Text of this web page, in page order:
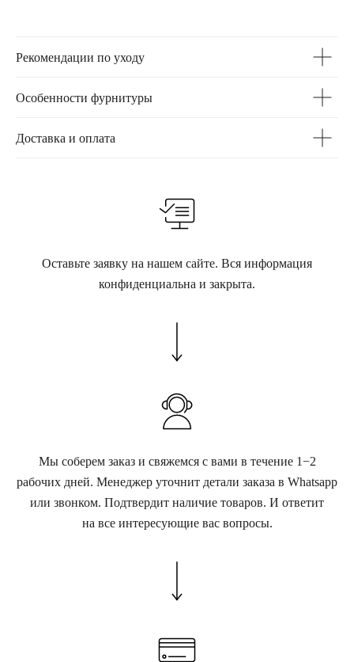
Рекомендации по уходу
Особенности фурнитуры
Доставка и оплата
Оставьте заявку на нашем сайте. Вся информация
конфиденциальна и закрыта.
Мы соберем заказ и свяжемся с вами в течение 1−2
рабочих дней. Менеджер уточнит детали заказа в Whatsapp
или звонком. Подтвердит наличие товаров. И ответит
на все интересующие вас вопросы.